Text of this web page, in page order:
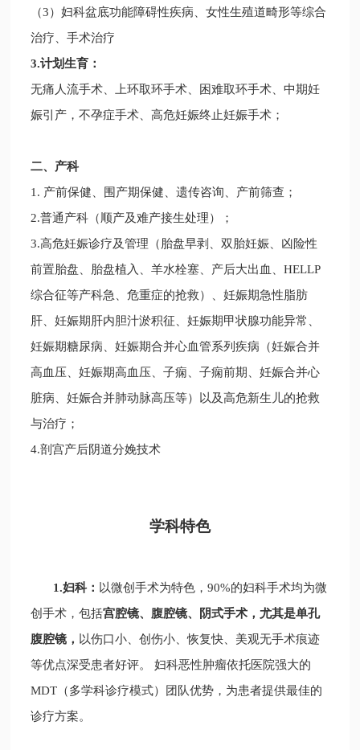
（3）妇科盆底功能障碍性疾病、女性生殖道畸形等综合
治疗、手术治疗
3.计划生育：
无痛人流手术、上环取环手术、困难取环手术、中期妊
娠引产，不孕症手术、高危妊娠终止妊娠手术；
二、产科
1. 产前保健、围产期保健、遗传咨询、产前筛查；
2.普通产科（顺产及难产接生处理）；
3.高危妊娠诊疗及管理（胎盘早剥、双胎妊娠、凶险性
前置胎盘、胎盘植入、羊水栓塞 、产后大出血、HELLP
综合征等产科急、危重症的抢救）、妊娠期急性脂肪
肝、妊娠期肝内胆汁淤积征、妊娠期甲状腺功能异常、
妊娠期糖尿病、妊娠期合并心血管系列疾病（妊娠合并
高血压、妊娠期高血压、子痫、子痫前期、妊娠合并心
脏病、妊娠合并肺动脉高压等）以及高危新生儿的抢救
与治疗；
4.剖宫产后阴道分娩技术
学科特色
1.妇科： 以微创手术为特色，90%的妇科手术均为微
创手术，包括宫腔镜、腹腔镜、阴式手术，尤其是单孔
腹腔镜， 以伤口小、创伤小、恢复快、美观无手术痕迹
等优点深受患者好评。
妇科恶性肿瘤依托医院强大的
MDT（多学科诊疗模式）团队优势，为患者提供最佳的
诊疗方案。